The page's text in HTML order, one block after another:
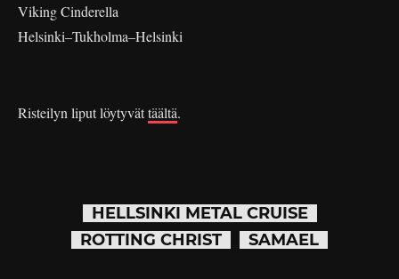
Viking Cinderella
Helsinki–Tukholma–Helsinki
Risteilyn liput löytyvättäältä.
HELLSINKI METAL CRUISE
ROTTING CHRIST
SAMAEL